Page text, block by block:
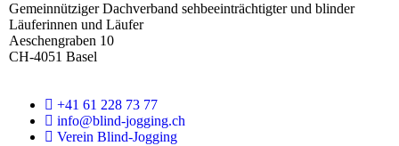
o
t
e
Gemeinnütziger Dachverband sehbeeinträchtigter und blinder
Läuferinnen und Läufer
Aeschengraben 10
CH-4051 Basel
+41 61 228 73 77
info@blind-jogging.ch
Verein Blind-Jogging